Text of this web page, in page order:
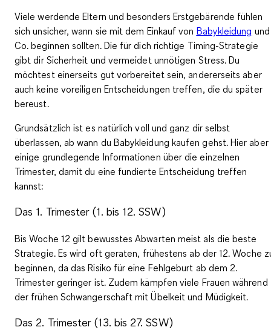
Viele werdende Eltern und besonders Erstgebärende fühlen
sich unsicher, wann sie mit dem Einkauf von Babykleidung und
Co. beginnen sollten. Die für dich richtige Timing-Strategie
gibt dir Sicherheit und vermeidet unnötigen Stress. Du
möchtest einerseits gut vorbereitet sein, andererseits aber
auch keine voreiligen Entscheidungen treffen, die du später
bereust.
Grundsätzlich ist es natürlichvoll und ganz dir selbst
überlassen, ab wann du Babykleidung kaufen gehst. Hier aber
einige grundlegende Informationen über die einzelnen
Trimester, damit du eine fundierte Entscheidung treffen
kannst:
Das 1. Trimester (1. bis 12. SSW)
Bis Woche 12 gilt bewusstes Abwarten meist als die beste
Strategie. Es wird oft geraten, frühestensab der 12. Woche
beginnen, da das Risiko für eine Fehlgeburt ab dem 2.
Trimester geringer ist. Zudem kämpfen viele Frauen während
der frühen Schwangerschaft mit Übelkeit und Müdigkeit.
Das 2. Trimester (13. bis 27. SSW)